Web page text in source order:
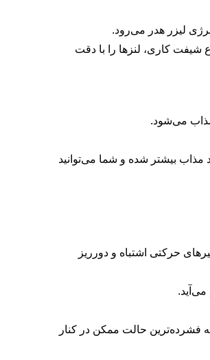
کاری، لنزها را با دقت
می‌شود.
مذاب بیشتر شده و شما می‌توانید
حرکتی اشتباه و دورریز
فشرده‌ترین حالت ممکن در کنار